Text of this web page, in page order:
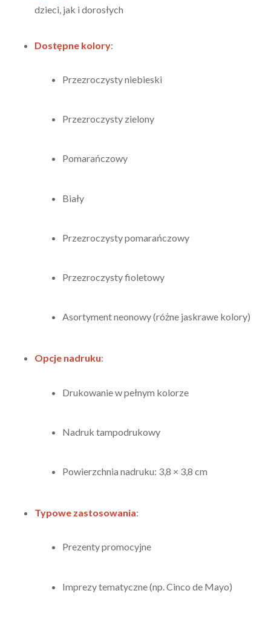
dzieci, jak i dorosłych
Dostępne kolory:
Przezroczysty niebieski
Przezroczysty zielony
Pomarańczowy
Biały
Przezroczysty pomarańczowy
Przezroczysty fioletowy
Asortyment neonowy (różne jaskrawe kolory)
Opcje nadruku:
Drukowanie w pełnym kolorze
Nadruk tampodrukowy
Powierzchnia nadruku: 3,8 × 3,8 cm
Typowe zastosowania:
Prezenty promocyjne
Imprezy tematyczne (np. Cinco de Mayo)